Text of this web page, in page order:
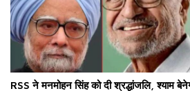
RSS ने मनमोहन सिंह को दी श्रद्धांजलि, श्याम